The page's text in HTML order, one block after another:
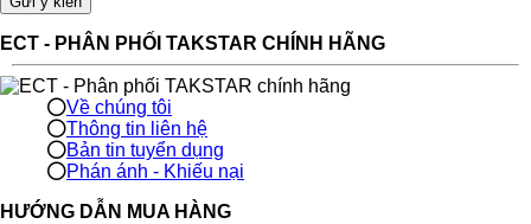
ECT - PHÂN PHỐI TAKSTAR CHÍNH HÃNG
Về chúng tôi
Thông tin liên hệ
Bản tin tuyển dụng
Phán ánh - Khiếu nại
HƯỚNG DẪN MUA HÀNG